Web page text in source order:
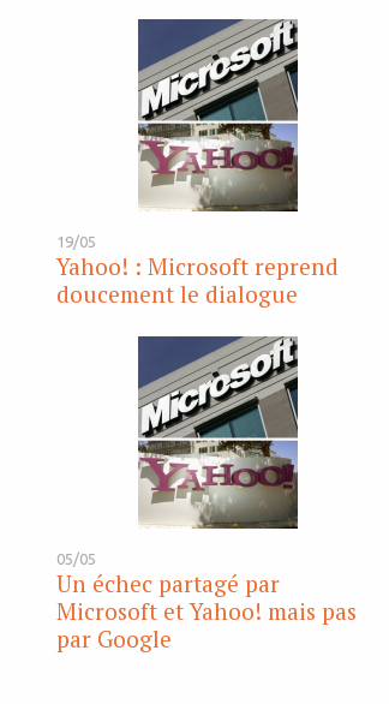
19/05
Yahoo! : Microsoft reprend
doucement le dialogue
05/05
Un échec partagé par
Microsoft et Yahoo! mais pas
par Google